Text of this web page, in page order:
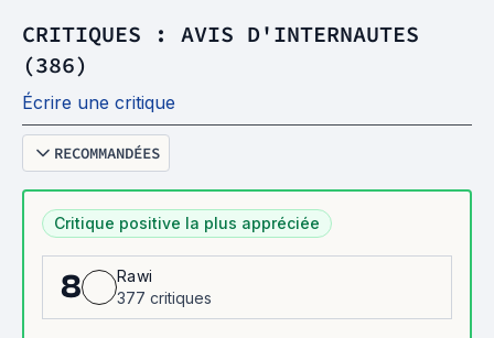
CRITIQUES : AVIS D'INTERNAUTES
(386)
Écrire une critique
RECOMMANDÉES
Critique positive la plus appréciée
8
Rawi
377 critiques